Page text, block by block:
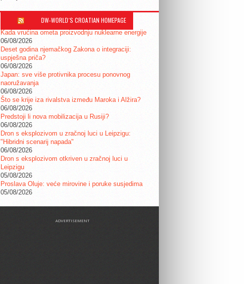
DW-WORLD´S CROATIAN HOMEPAGE
Kada vrućina ometa proizvodnju nuklearne energije
06/08/2026
Deset godina njemačkog Zakona o integraciji:
uspješna priča?
06/08/2026
Japan: sve više protivnika procesu ponovnog
naoružavanja
06/08/2026
Što se krije iza rivalstva između Maroka i Alžira?
06/08/2026
Predstoji li nova mobilizacija u Rusiji?
06/08/2026
Dron s eksplozivom u zračnoj luci u Leipzigu:
"Hibridni scenarij napada"
06/08/2026
Dron s eksplozivom otkriven u zračnoj luci u
Leipzigu
05/08/2026
Proslava Oluje: veće mirovine i poruke susjedima
05/08/2026
ADVERTISEMENT